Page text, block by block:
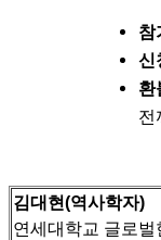
참
신
환
전
김대현(역사학자)
연세대학교 글로